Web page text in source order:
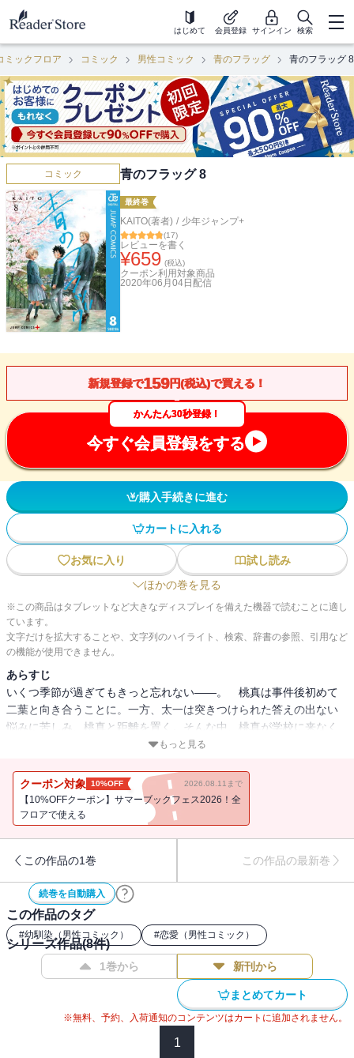
はじめて 会員登録 サインイン 検索
ミックフロア コミック 男性コミック 青のフラッグ 青のフラッグ 8
コミック 青のフラッグ 8
最終巻
KAITO(著者) / 少年ジャンプ+
(17)
レビューを書く
¥659 (税込)
クーポン利用対象商品
2020年06月04日 配信
新規登録で159円(税込)で買える！
かんたん30秒登録！
今すぐ会員登録をする
購入手続きに進む
カートに入れる
お気に入り
試し読み
ほかの巻を見る
※この商品はタブレットなど大きなディスプレイを備えた機器で読むことに適し
ています。
文字だけを拡大することや、文字列のハイライト、検索、辞書の参照、引用など
の機能が使用できません。
あらすじ
いくつ季節が過ぎてもきっと忘れない――。 桃真は事件後初めて
二葉と向き合うことに。一方、太一は突きつけられた答えの出ない
悩みに苦しみ、桃真と距離を置く。そんな中、桃真が学校に来なく
なり、太一と二葉は…!? 選んだ未来、そしてその先へ――。『青の
もっと見る
クーポン対象 10%OFF 2026.08.11まで
【10%OFFクーポン】サマーブックフェス2026！全
フロアで使える
この作品の1巻 この作品の最新巻
続巻を自動購入
この作品のタグ
#幼馴染（男性コミック） #恋愛（男性コミック）
シリーズ作品(8件)
1巻から 新刊から
まとめてカート
※無料、予約、入荷通知のコンテンツはカートに追加されません。
1